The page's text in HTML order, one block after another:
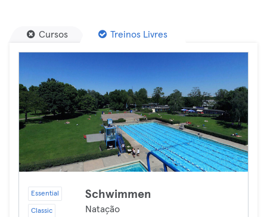
Cursos Treinos Livres
Essential
Classic
Schwimmen
Natação